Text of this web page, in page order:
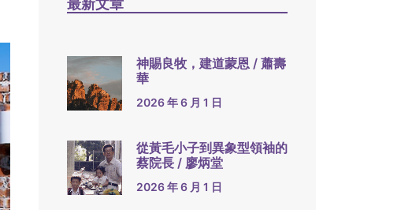
最新文章
神賜良牧，建道蒙恩 / 蕭壽
華
2026 年 6 月 1 日
從黃毛小子到異象型領袖的
蔡院長 / 廖炳堂
2026 年 6 月 1 日